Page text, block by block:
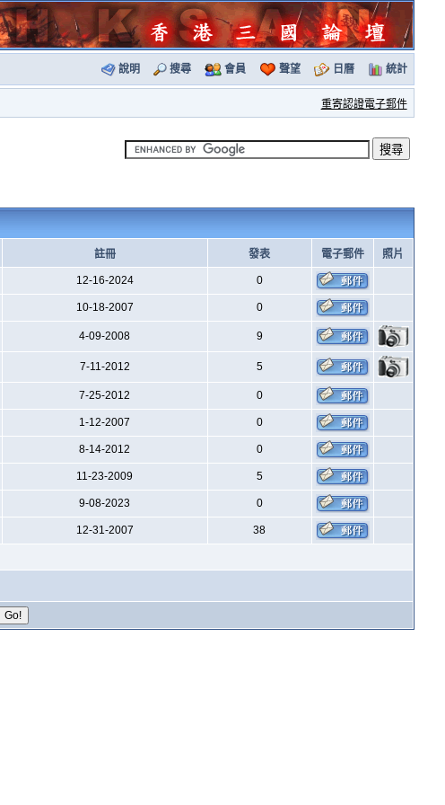
說明 搜尋 會員 聲望 日曆 統計
重寄認證電子郵件
註冊 發表 電子郵件 照片
12-16-2024 0
10-18-2007 0
4-09-2008 9
7-11-2012 5
7-25-2012 0
1-12-2007 0
8-14-2012 0
11-23-2009 5
9-08-2023 0
12-31-2007 38